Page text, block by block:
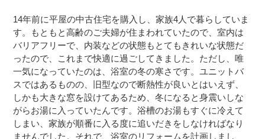
14年前に平屋の中古住宅を購入し、家族4人で暮らしていま
す。もともと高齢のご夫婦が住まわれていたので、室内は
バリアフリーで、内装などの状態もとてもきれいな状態だ
ったので、これまで快適に過ごしてきました。ただし、唯
一気になっていたのは、浴室の冬の寒さです。ユニットバ
スではあるものの、旧型なので断熱性が良いとはいえず、
しかも大きな窓を設けてあるため、冬になると身震いしな
がらお湯に入っていたんです。浴槽のお湯もすぐに冷えて
しまい、家族が順番に入る度に追いだきをしなければなり
ませんでした。それで、浴室のリフォームを計画しまし